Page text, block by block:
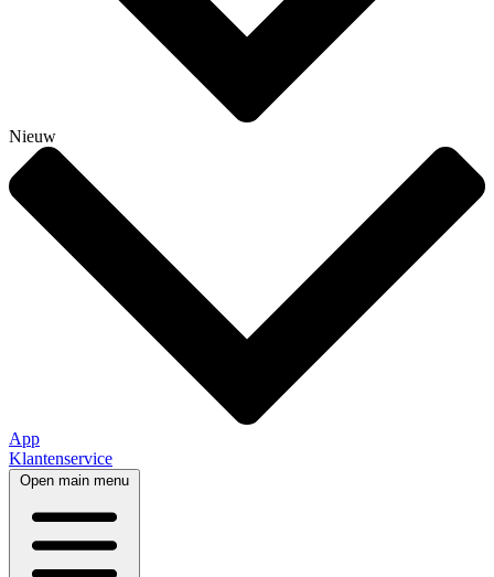
Nieuw
App
Klantenservice
Open main menu